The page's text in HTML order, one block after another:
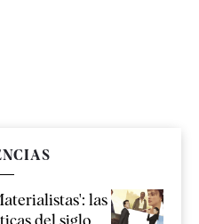
las